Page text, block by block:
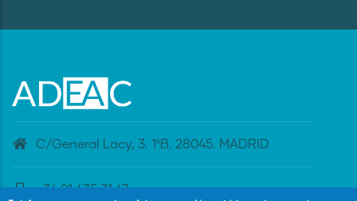
C/General Lacy, 3. 1ºB. 28045. MADRID
+34 91 435 31 47